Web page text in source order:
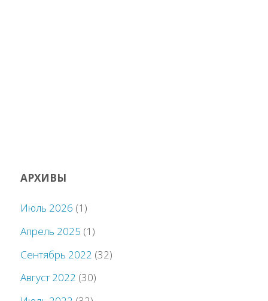
АРХИВЫ
Июль 2026 (1)
Апрель 2025 (1)
Сентябрь 2022 (32)
Август 2022 (30)